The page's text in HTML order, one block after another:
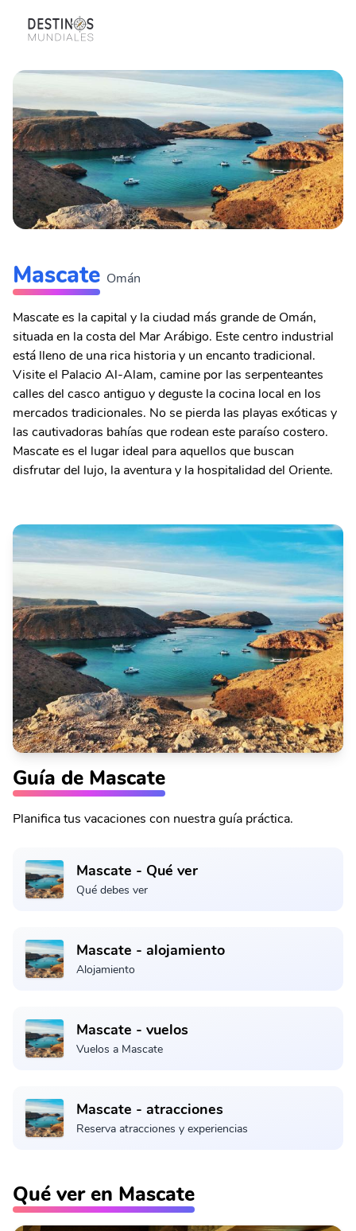
Mascate Omán
Mascate es la capital y la ciudad más grande de Omán,
situada en la costa del Mar Arábigo. Este centro industrial
está lleno de una rica historia y un encanto tradicional.
Visite el Palacio Al-Alam, camine por las serpenteantes
calles del casco antiguo y deguste la cocina local en los
mercados tradicionales. No se pierda las playas exóticas y
las cautivadoras bahías que rodean este paraíso costero.
Mascate es el lugar ideal para aquellos que buscan
disfrutar del lujo, la aventura y la hospitalidad del Oriente.
Guía de Mascate
Planifica tus vacaciones con nuestra guía práctica.
Mascate - Qué ver
Qué debes ver
Mascate - alojamiento
Alojamiento
Mascate - vuelos
Vuelos a Mascate
Mascate - atracciones
Reserva atracciones y experiencias
Qué ver en Mascate